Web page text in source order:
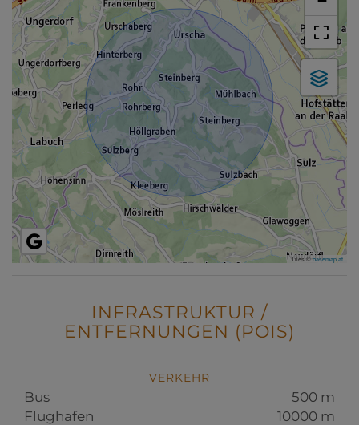
Tiles ©basemap.at
INFRASTRUKTUR /
ENTFERNUNGEN (POIS)
VERKEHR
Bus
500 m
Flughafen
10000 m